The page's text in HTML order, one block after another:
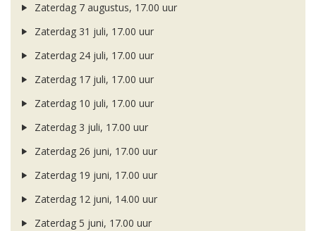
Zaterdag 7 augustus, 17.00 uur
Zaterdag 31 juli, 17.00 uur
Zaterdag 24 juli, 17.00 uur
Zaterdag 17 juli, 17.00 uur
Zaterdag 10 juli, 17.00 uur
Zaterdag 3 juli, 17.00 uur
Zaterdag 26 juni, 17.00 uur
Zaterdag 19 juni, 17.00 uur
Zaterdag 12 juni, 14.00 uur
Zaterdag 5 juni, 17.00 uur